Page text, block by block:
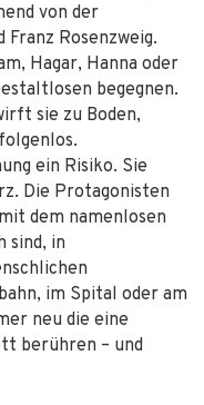
von der
Rosenzweig.
Hagar, Hanna oder
begegnen.
sie zu Boden,
ein Risiko. Sie
Die Protagonisten
dem namenlosen
sind, in
im Spital oder am
neu die eine
berühren – und